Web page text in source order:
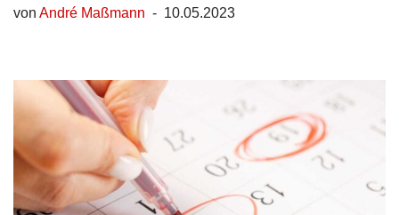
von André Maßmann 10.05.2023